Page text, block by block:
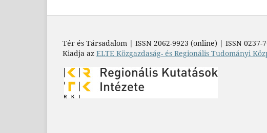
Tér és Társadalom | ISSN 2062-9923 (online) | ISSN 0237-
Kiadja az ELTE Közgazdaság- és Regionális Tudományi